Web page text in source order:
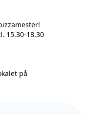
15.30-18.30
på